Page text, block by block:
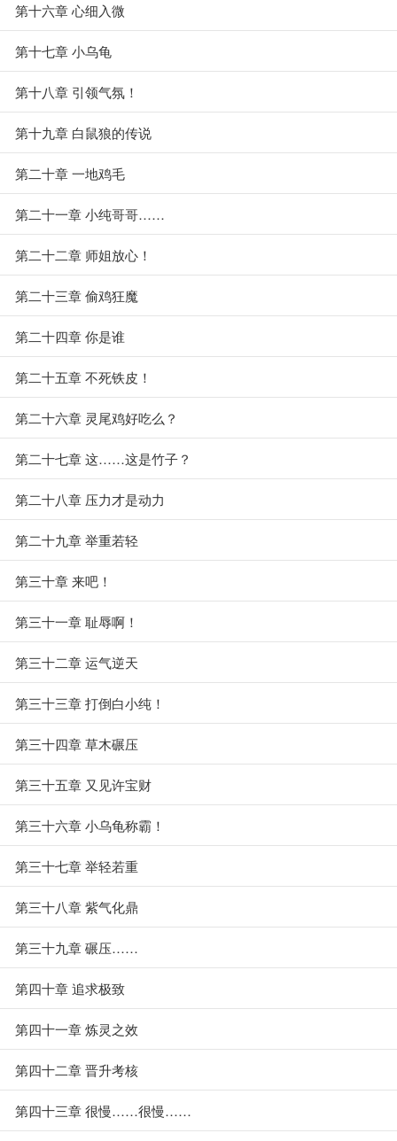
第十六章 心细入微
第十七章 小乌龟
第十八章 引领气氛！
第十九章 白鼠狼的传说
第二十章 一地鸡毛
第二十一章 小纯哥哥……
第二十二章 师姐放心！
第二十三章 偷鸡狂魔
第二十四章 你是谁
第二十五章 不死铁皮！
第二十六章 灵尾鸡好吃么？
第二十七章 这……这是竹子？
第二十八章 压力才是动力
第二十九章 举重若轻
第三十章 来吧！
第三十一章 耻辱啊！
第三十二章 运气逆天
第三十三章 打倒白小纯！
第三十四章 草木碾压
第三十五章 又见许宝财
第三十六章 小乌龟称霸！
第三十七章 举轻若重
第三十八章 紫气化鼎
第三十九章 碾压……
第四十章 追求极致
第四十一章 炼灵之效
第四十二章 晋升考核
第四十三章 很慢……很慢……